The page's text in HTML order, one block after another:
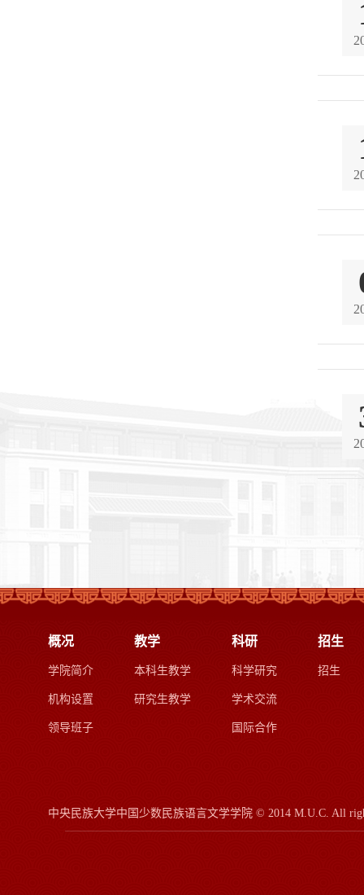
概况
学院简介
机构设置
领导班子
教学
本科生教学
研究生教学
科研
科学研究
学术交流
国际合作
招生
招生
中央民族大学中国少数民族语言文学学院 © 2014